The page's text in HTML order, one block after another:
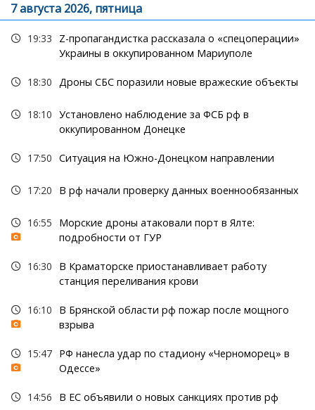
7 августа 2026, пятница
19:33
Z-пропагандистка рассказала о «спецоперации»
Украины в оккупированном Мариуполе
18:30 Дроны СБС поразили новые вражеские объекты
18:10 Установлено наблюдение за ФСБ рф в
оккупированном Донецке
17:50 Ситуация на Южно-Донецком направлении
17:20 В рф начали проверку данных военнообязанных
16:55
Морские дроны атаковали порт в Ялте:
подробности от ГУР
16:30
В Краматорске приостанавливает работу
станция переливания крови
16:10
В Брянской области рф пожар после мощного
взрыва
15:47 РФ нанесла удар по стадиону «Черноморец» в
Одессе»
14:56 В ЕС объявили о новых санкциях против рф